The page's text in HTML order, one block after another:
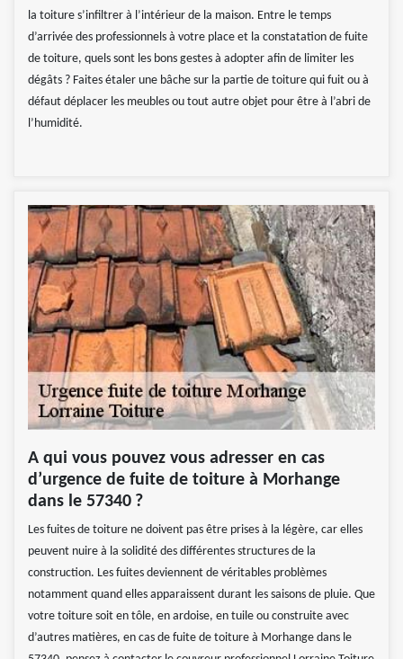
la toiture s’infiltrer à l’intérieur de la maison. Entre le temps
d’arrivée des professionnels à votre place et la constatation de fuite
de toiture, quels sont les bons gestes à adopter afin de limiter les
dégâts ? Faites étaler une bâche sur la partie de toiture qui fuit ou à
défaut déplacer les meubles ou tout autre objet pour être à l’abri de
l’humidité.
A qui vous pouvez vous adresser en cas
d’urgence de fuite de toiture à Morhange
dans le 57340 ?
Les fuites de toiture ne doivent pas être prises à la légère, car elles
peuvent nuire à la solidité des différentes structures de la
construction. Les fuites deviennent de véritables problèmes
notamment quand elles apparaissent durant les saisons de pluie. Que
votre toiture soit en tôle, en ardoise, en tuile ou construite avec
d’autres matières, en cas de fuite de toiture à Morhange dans le